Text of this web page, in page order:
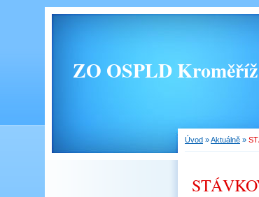
ZO OSPLD Kroměříž
Úvod »Aktuálně »